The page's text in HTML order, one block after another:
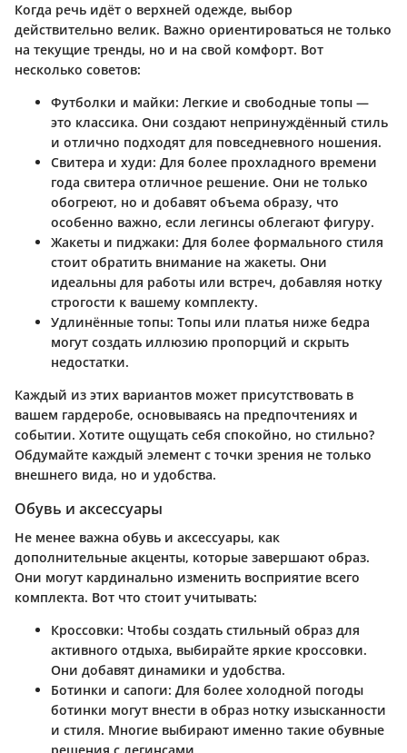
Когда речь идёт о верхней одежде, выбор
действительно велик. Важно ориентироваться не только
на текущие тренды, но и на свой комфорт. Вот
несколько советов:
Футболки и майки: Легкие и свободные топы —
это классика. Они создают непринуждённый стиль
и отлично подходят для повседневного ношения.
Свитера и худи: Для более прохладного времени
года свитера отличное решение. Они не только
обогреют, но и добавят объема образу, что
особенно важно, если легинсы облегают фигуру.
Жакеты и пиджаки: Для более формального стиля
стоит обратить внимание на жакеты. Они
идеальны для работы или встреч, добавляя нотку
строгости к вашему комплекту.
Удлинённые топы: Топы или платья ниже бедра
могут создать иллюзию пропорций и скрыть
недостатки.
Каждый из этих вариантов может присутствовать в
вашем гардеробе, основываясь на предпочтениях и
событии. Хотите ощущать себя спокойно, но стильно?
Обдумайте каждый элемент с точки зрения не только
внешнего вида, но и удобства.
Обувь и аксессуары
Не менее важна обувь и аксессуары, как
дополнительные акценты, которые завершают образ.
Они могут кардинально изменить восприятие всего
комплекта. Вот что стоит учитывать:
Кроссовки: Чтобы создать стильный образ для
активного отдыха, выбирайте яркие кроссовки.
Они добавят динамики и удобства.
Ботинки и сапоги: Для более холодной погоды
ботинки могут внести в образ нотку изысканности
и стиля. Многие выбирают именно такие обувные